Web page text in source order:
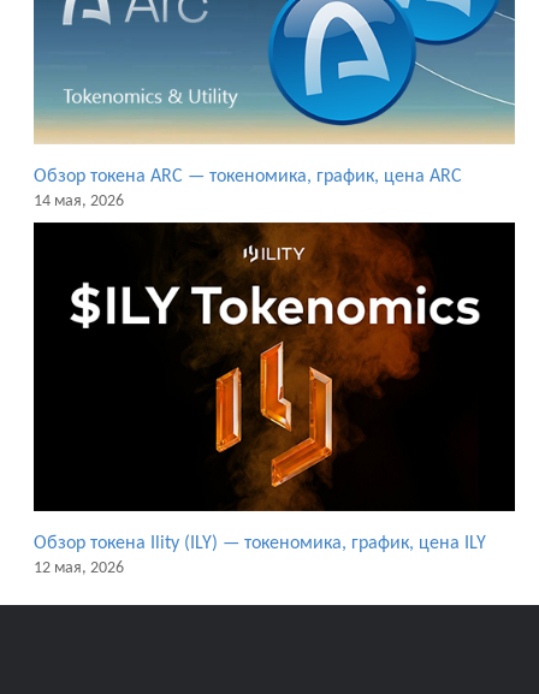
Обзор токена ARC — токеномика, график, цена ARC
14 мая, 2026
Обзор токена Ility (ILY) — токеномика, график, цена ILY
12 мая, 2026